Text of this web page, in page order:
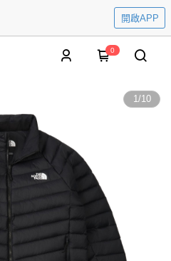
開啟APP
0
1/10